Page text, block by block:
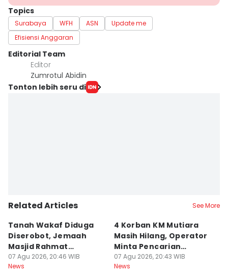
Topics
Surabaya WFH ASN
Update me
Efisiensi Anggaran
Editorial Team
Editor
Zumrotul Abidin
Tonton lebih seru di
Related Articles See More
Tanah Wakaf Diduga
Diserobot, Jemaah
Masjid Rahmat
Surabaya Protes
07 Agu 2026, 20:46 WIB
News
4 Korban KM Mutiara
Masih Hilang, Operator
Minta Pencarian
Dilanjut
07 Agu 2026, 20:43 WIB
News